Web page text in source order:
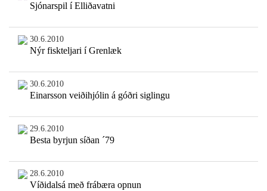
Sjónarspil í Elliðavatni
30.6.2010
Nýr fiskteljari í Grenlæk
30.6.2010
Einarsson veiðihjólin á góðri siglingu
29.6.2010
Besta byrjun síðan ´79
28.6.2010
Víðidalsá með frábæra opnun